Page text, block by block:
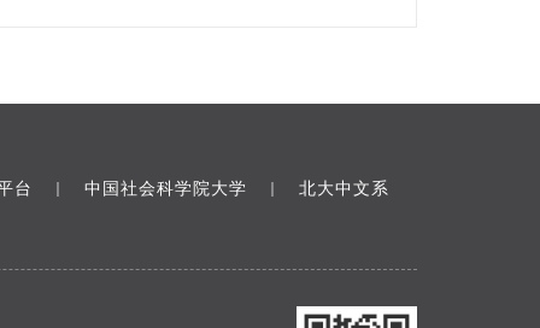
台 中国社会科学院大学 北大中文系